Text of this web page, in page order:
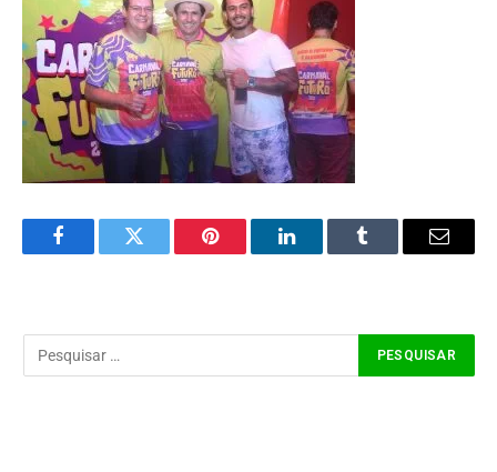
FacebookTwitter Pinterest LinkedInTumblr Email